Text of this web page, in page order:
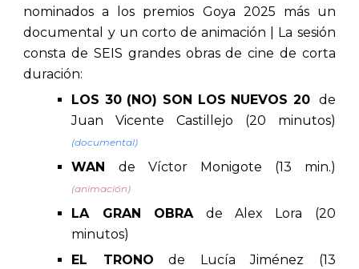
nominados a los premios Goya 2025 más un
documental y un corto de animación | La sesión
consta de SEIS grandes obras de cine de corta
duración:
LOS 30 (NO) SON LOS NUEVOS 20de
Juan Vicente Castillejo (20 minutos)
(documental)
WANde Víctor Monigote (13 min.)
(animación)
LA GRAN OBRA de Alex Lora (20
minutos)
EL TRONO de Lucía Jiménez (13